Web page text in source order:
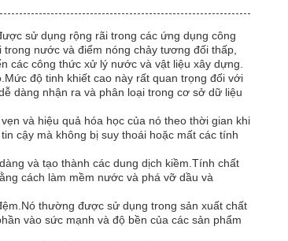
sử dụng rộng rãi trong các ứng dụng công
nước và điểm nóng chảy tương đối thấp,
các công thức xử lý nước và vật liệu xây dựng.
độ tinh khiết cao này rất quan trọng đối với
dàng nhận ra và phân loại trong cơ sở dữ liệu
và hiệu quả hóa học của nó theo thời gian khi
cậy mà không bị suy thoái hoặc mất các tính
và tạo thành các dung dịch kiềm.Tính chất
cách làm mềm nước và phá vỡ dầu và
thường được sử dụng trong sản xuất chất
vào sức mạnh và độ bền của các sản phẩm